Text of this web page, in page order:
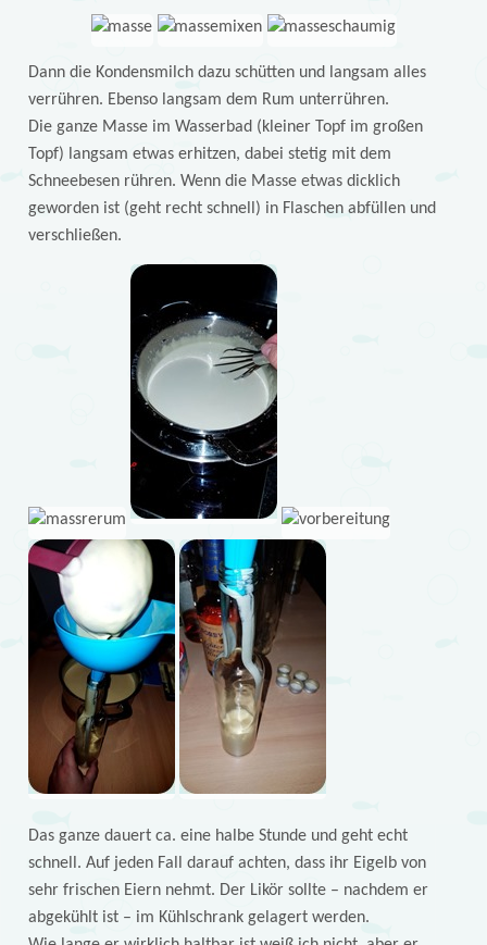
Dann die Kondensmilch dazu schütten und langsam alles
verrühren. Ebenso langsam dem Rum unterrühren.
Die ganze Masse im Wasserbad (kleiner Topf im großen
Topf) langsam etwas erhitzen, dabei stetig mit dem
Schneebesen rühren. Wenn die Masse etwas dicklich
geworden ist (geht recht schnell) in Flaschen abfüllen und
verschließen.
Das ganze dauert ca. eine halbe Stunde und geht echt
schnell. Auf jeden Fall darauf achten, dass ihr Eigelb von
sehr frischen Eiern nehmt. Der Likör sollte – nachdem er
abgekühlt ist – im Kühlschrank gelagert werden.